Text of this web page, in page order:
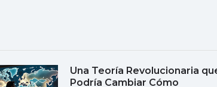
Una Teoría Revolucionaria
Podría Cambiar Cómo